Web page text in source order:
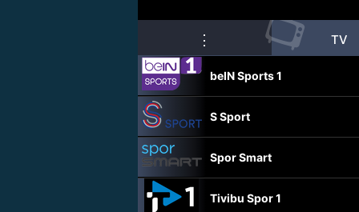
⋮ 📺 TV
beIN Sports 1
S Sport
Spor Smart
Tivibu Spor 1